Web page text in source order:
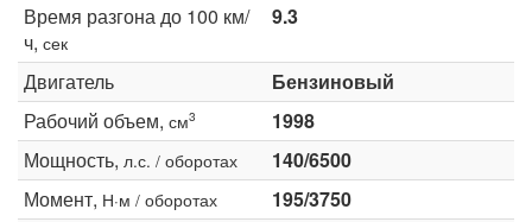
Время разгона до 100 км/
ч, сек
9.3
Двигатель
Бензиновый
Рабочий объем, см3
1998
Мощность, л.с. / оборотах
140/6500
Момент, Н·м / оборотах
195/3750